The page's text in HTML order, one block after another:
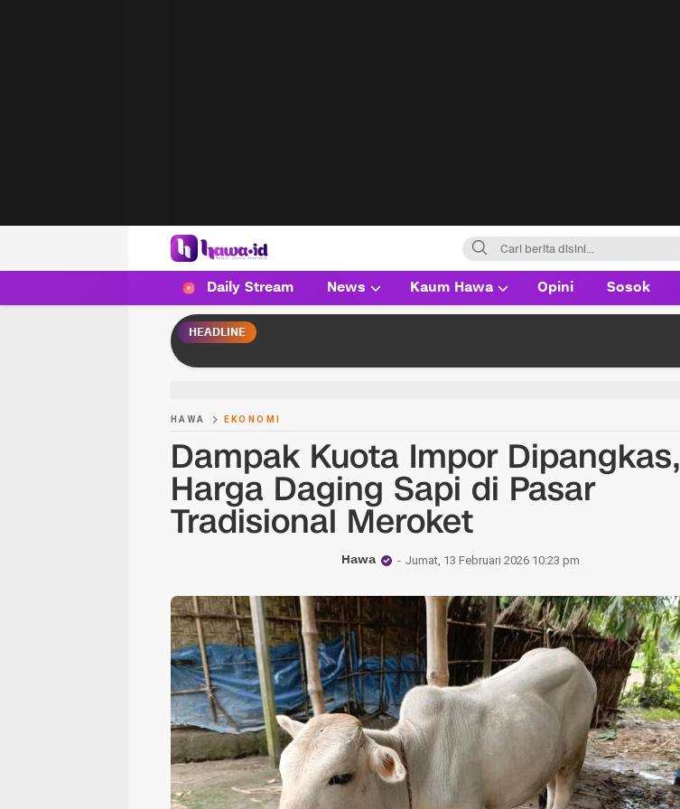
HAWA
Haluan Wanita Indonesia
Daily Stream News Kaum Hawa Opini Sosok
HEADLINE
HAWA EKONOMI
Dampak Kuota Impor Dipangkas,
Harga Daging Sapi di Pasar
Tradisional Meroket
Hawa Jumat, 13 Februari 2026 10:23 pm